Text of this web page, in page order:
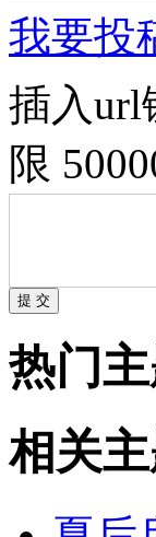
我要投
插入url
限
热门
相关